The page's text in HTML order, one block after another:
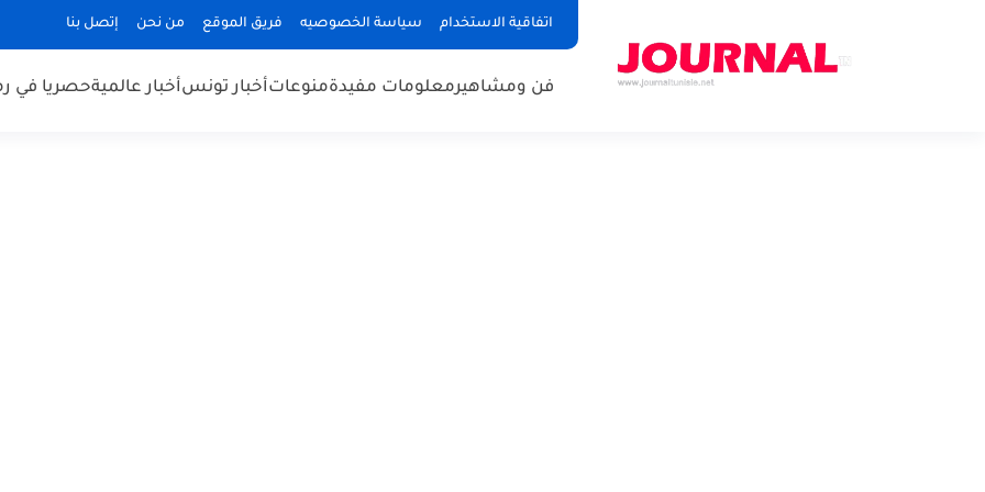
اتفاقية الاستخدام سياسة الخصوصيه فريق الموقع من نحن إتصل بنا
فن ومشاهيرمعلومات مفيدةمنوعاتأخبار تونسأخبار عالميةحصريا في